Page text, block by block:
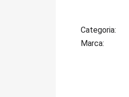
Categoria
Marca